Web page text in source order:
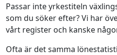
Passar inte yrkestiteln
som du söker efter? Vi har
vårt register och kanske
Ofta är det samma